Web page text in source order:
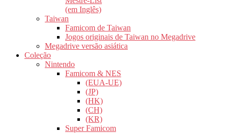
(em Inglês)
Taiwan
Famicom de Taiwan
Jogos originais de Taiwan no Megadrive
Megadrive versão asiática
Coleção
Nintendo
Famicom & NES
(EUA-UE)
(JP)
(HK)
(CH)
(KR)
Super Famicom